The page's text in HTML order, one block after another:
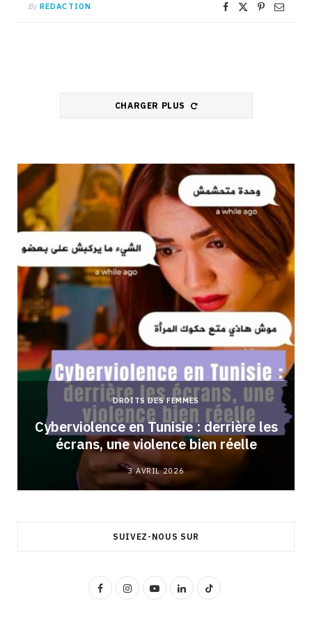
By REDACTION
CHARGER PLUS
DROITS DES FEMMES
Cyberviolence en Tunisie : derrière les
écrans, une violence bien réelle
3 AVRIL 2026
SUIVEZ-NOUS SUR
F
I
Y
L
T